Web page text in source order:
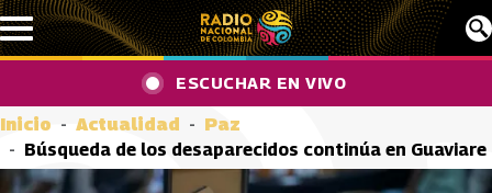
Pasar al contenido principal
ESCUCHAR EN VIVO
Inicio Actualidad
Paz
Búsqueda de los desaparecidos continúa en Guaviare